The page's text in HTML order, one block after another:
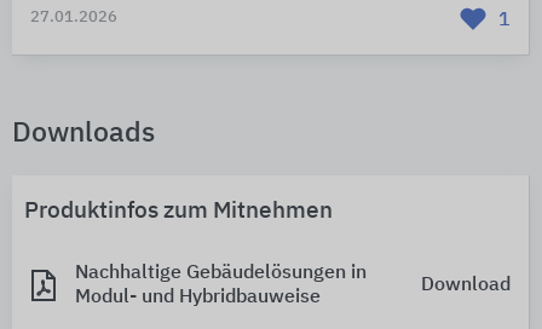
27.01.2026 1
Downloads
Produktinfos zum Mitnehmen
Nachhaltige Gebäudelösungen in
Modul- und Hybridbauweise
Download